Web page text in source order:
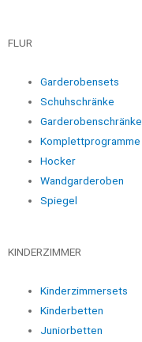
FLUR
Garderobensets
Schuhschränke
Garderobenschränke
Komplettprogramme
Hocker
Wandgarderoben
Spiegel
KINDERZIMMER
Kinderzimmersets
Kinderbetten
Juniorbetten